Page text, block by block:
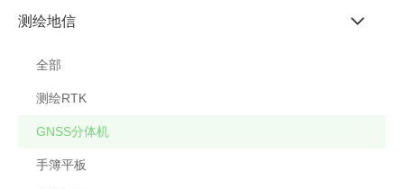
测绘地信
全部
测绘RTK
GNSS分体机
手簿平板